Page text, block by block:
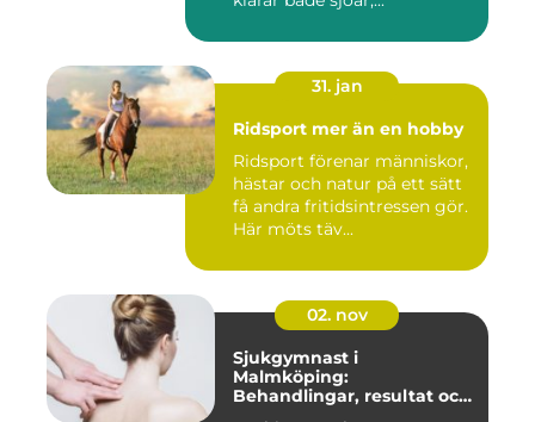
31. jan
Ridsport mer än en hobby
Ridsport förenar människor,
hästar och natur på ett sätt
få andra fritidsintressen gör.
Här möts täv...
02. nov
Sjukgymnast i
Malmköping:
Behandlingar, resultat och